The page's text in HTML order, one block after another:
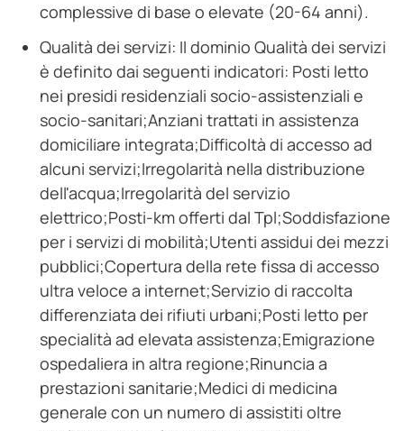
complessive di base o elevate (20-64 anni).
Qualità dei servizi: Il dominio Qualità dei servizi
è definito dai seguenti indicatori: Posti letto
nei presidi residenziali socio-assistenziali e
socio-sanitari;Anziani trattati in assistenza
domiciliare integrata;Difficoltà di accesso ad
alcuni servizi;Irregolarità nella distribuzione
dell'acqua;Irregolarità del servizio
elettrico;Posti-km offerti dal Tpl;Soddisfazione
per i servizi di mobilità;Utenti assidui dei mezzi
pubblici;Copertura della rete fissa di accesso
ultra veloce a internet;Servizio di raccolta
differenziata dei rifiuti urbani;Posti letto per
specialità ad elevata assistenza;Emigrazione
ospedaliera in altra regione;Rinuncia a
prestazioni sanitarie;Medici di medicina
generale con un numero di assistiti oltre